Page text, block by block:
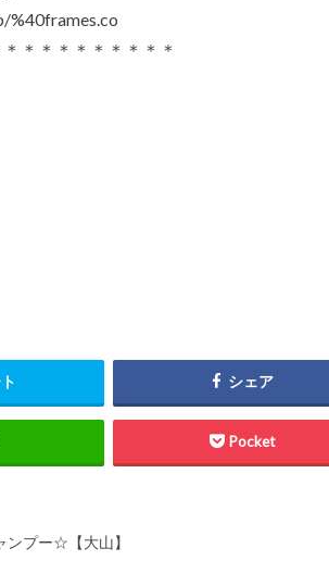
%40frames.co
＊＊＊＊＊＊＊＊＊
シェア
Pocket
プー☆【大山】